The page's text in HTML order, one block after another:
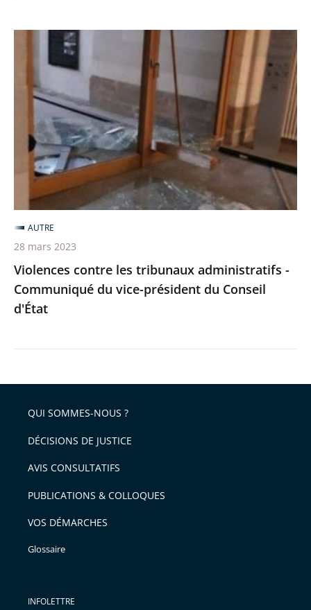
public
Violences
tribunaux
administratifs
Communiqué
du
vice-
président
du
Conseil
d'État
Violences contre les tribunaux administratifs -
Communiqué du vice-président du Conseil
d'État
AUTRE
28 mars 2023
QUI SOMMES-NOUS ?
DÉCISIONS DE JUSTICE
AVIS CONSULTATIFS
PUBLICATIONS & COLLOQUES
VOS DÉMARCHES
Glossaire
INFOLETTRE